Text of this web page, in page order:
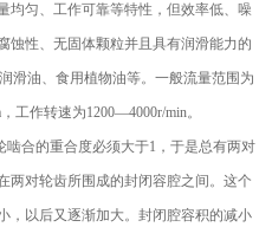
均匀、工作可靠等特性，但效率低、噪
蚀性、无固体颗粒并且具有润滑能力的
滑油、食用植物油等。一般流量范围为
工作转速为1200—4000r/min。
合的重合度必须大于1，于是总有两对
两对轮齿所围成的封闭容腔之间。这个
，以后又逐渐加大。封闭腔容积的减小